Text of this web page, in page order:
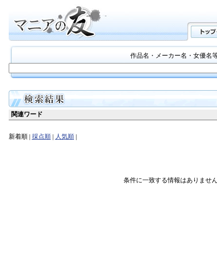
作品名・メーカー名・女優名
関連ワード
新着順 | 採点順| 人気順|
条件に一致する情報はありませ